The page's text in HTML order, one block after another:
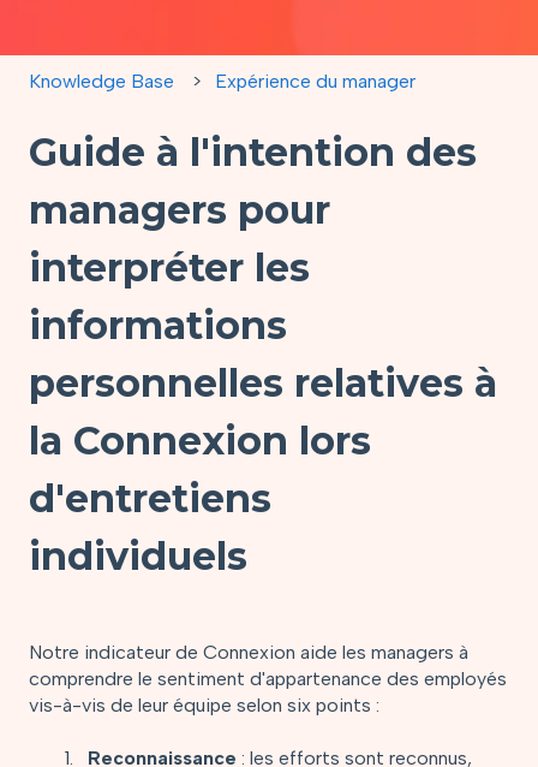
Knowledge Base Expérience du manager
Guide à l'intention des
managers pour
interpréter les
informations
personnelles relatives à
la Connexion lors
d'entretiens
individuels
Notre indicateur de Connexion aide les managers à
comprendre le sentiment d'appartenance des employés
vis-à-vis de leur équipe selon six points :
Reconnaissance : les efforts sont reconnus,